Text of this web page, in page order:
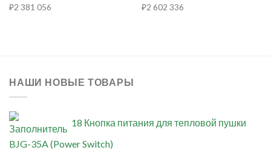
₽2 381 056
₽2 602 336
НАШИ НОВЫЕ ТОВАРЫ
18 Кнопка питания для тепловой пушки
BJG-35A (Power Switch)